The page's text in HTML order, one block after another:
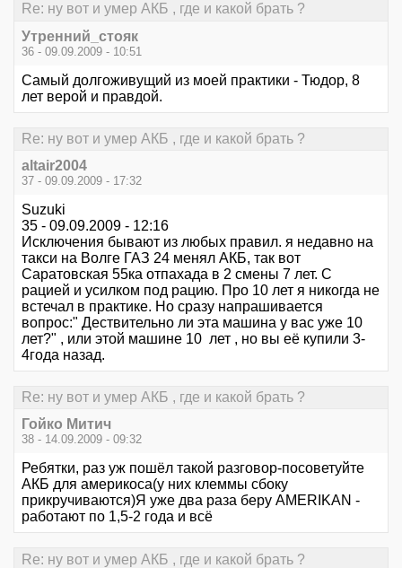
Re: ну вот и умер АКБ , где и какой брать ?
Утренний_стояк
36 - 09.09.2009 - 10:51
Самый долгоживущий из моей практики - Тюдор, 8
лет верой и правдой.
Re: ну вот и умер АКБ , где и какой брать ?
altair2004
37 - 09.09.2009 - 17:32
Suzuki
35 - 09.09.2009 - 12:16
Исключения бывают из любых правил. я недавно на
такси на Волге ГАЗ 24 менял АКБ, так вот
Саратовская 55ка отпахада в 2 смены 7 лет. С
рацией и усилком под рацию. Про 10 лет я никогда не
встечал в практике. Но сразу напрашивается
вопрос:" Дествительно ли эта машина у вас уже 10
лет?" , или этой машине 10 лет , но вы её купили 3-
4года назад.
Re: ну вот и умер АКБ , где и какой брать ?
Гойко Митич
38 - 14.09.2009 - 09:32
Ребятки, раз уж пошёл такой разговор-посоветуйте
АКБ для америкоса(у них клеммы сбоку
прикручиваются)Я уже два раза беру AMERIKAN -
работают по 1,5-2 года и всё
Re: ну вот и умер АКБ , где и какой брать ?